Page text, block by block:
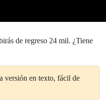
de regreso 24 mil. ¿Tiene
versión en texto, fácil de